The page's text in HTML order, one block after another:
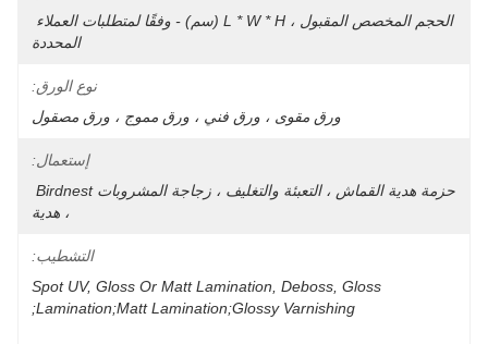
المحددة
نوع الورق:
ورق مقوى ، ورق فني ، ورق مموج ، ورق مصقول
إستعمال:
، هدية
التشطيب:
Spot UV, Gloss Or Matt Lamination, Deboss, Gloss